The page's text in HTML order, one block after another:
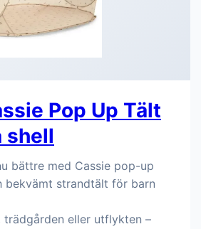
Pop Up Tält
shell
bättre med Cassie pop-up
strandtält för barn
eller utflykten –